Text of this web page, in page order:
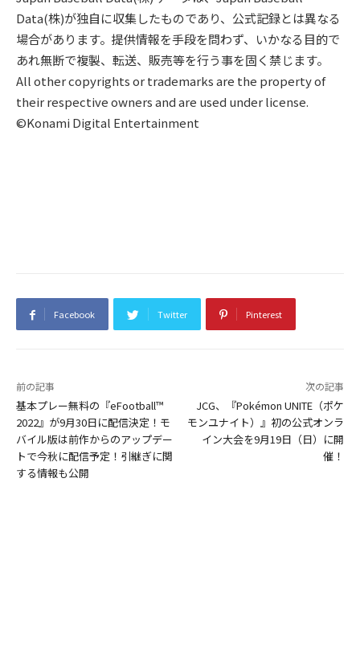
Data(株)が独自に収集したものであり、公式記録とは異なる
場合があります。提供情報を手段を問わず、いかなる目的で
あれ無断で複製、転送、販売等を行う事を固く禁じます。
All other copyrights or trademarks are the property of
their respective owners and are used under license.
©Konami Digital Entertainment
Facebook Twitter Pinterest
前の記事
基本プレー無料の『eFootball™
2022』が9月30日に配信決定！モ
バイル版は前作からのアップデー
トで今秋に配信予定！引継ぎに関
する情報も公開
次の記事
JCG、『Pokémon UNITE（ポケ
モンユナイト）』初の公式オンラ
イン大会を9月19日（日）に開
催！